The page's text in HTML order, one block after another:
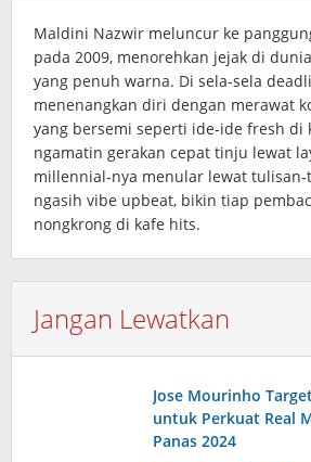
Maldini Nazwir meluncur ke
pada 2009, menorehkan jejak di
yang penuh warna. Di sela‑sela
menenangkan diri dengan merawat
yang bersemi seperti ide‑ide fresh di
ngamatin gerakan cepat tinju lewat
millennial‑nya menular lewat
ngasih vibe upbeat, bikin tiap
nongkrong di kafe hits.
Jangan Lewatkan
Jose Mourinho
untuk Perkuat Real
Panas 2024